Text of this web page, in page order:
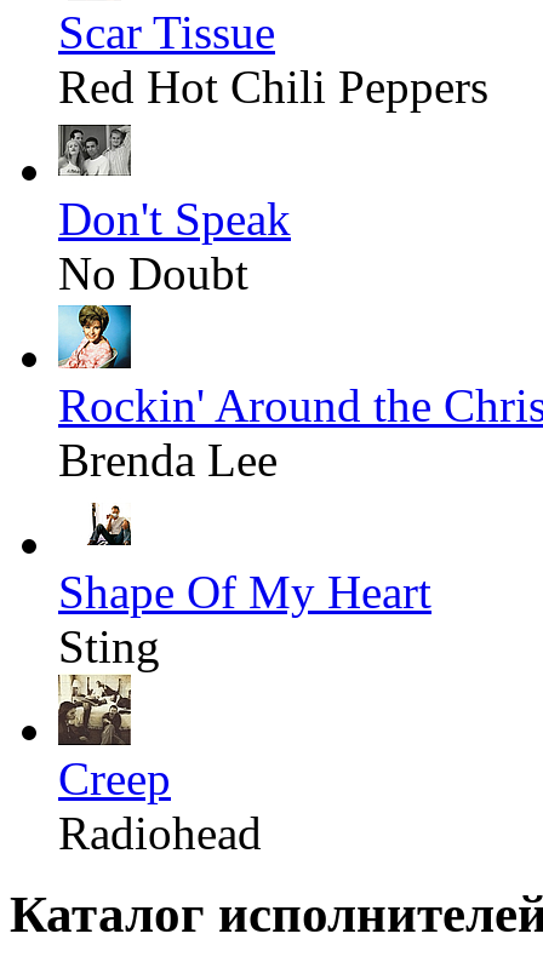
Scar Tissue
Red Hot Chili Peppers
Don't Speak
No Doubt
Rockin' Around the
Brenda Lee
Shape Of My Heart
Sting
Creep
Radiohead
Каталог